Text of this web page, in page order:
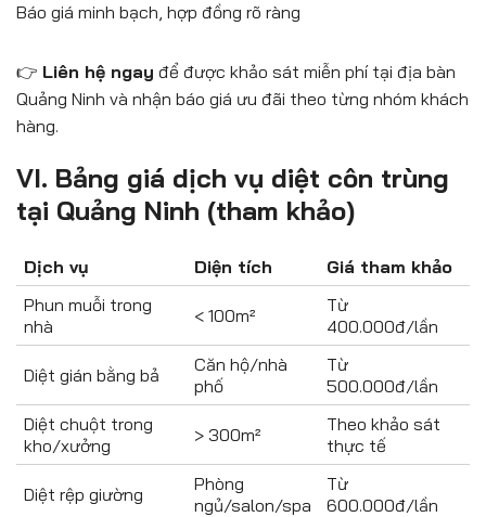
Báo giá minh bạch, hợp đồng rõ ràng
👉 Liên hệ ngay để được khảo sát miễn phí tại địa bàn
Quảng Ninh và nhận báo giá ưu đãi theo từng nhóm khách
hàng.
VI. Bảng giá dịch vụ diệt côn trùng
tại Quảng Ninh (tham khảo)
Dịch vụ Diện tích
Giá tham khảo
Phun muỗi trong
nhà
< 100m²
Từ
400.000đ/lần
Diệt gián bằng bả
Căn hộ/nhà
phố
Từ
500.000đ/lần
Diệt chuột trong
kho/xưởng
> 300m²
Theo khảo sát
thực tế
Diệt rệp giường
Phòng
ngủ/salon/spa
Từ
600.000đ/lần